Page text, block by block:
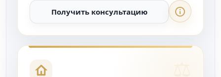
Получить консультацию